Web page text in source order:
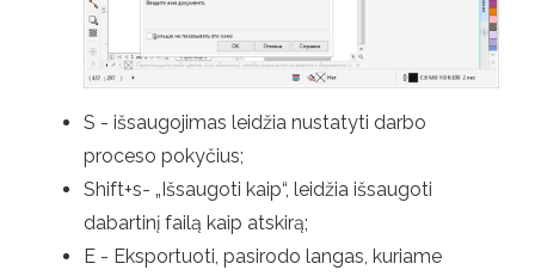
S - išsaugojimas leidžia nustatyti darbo
proceso pokyčius;
Shift+s- „Išsaugoti kaip“, leidžia išsaugoti
dabartinį failą kaip atskirą;
E - Eksportuoti, pasirodo langas, kuriame